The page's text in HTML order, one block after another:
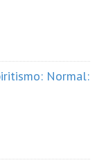
Normal: